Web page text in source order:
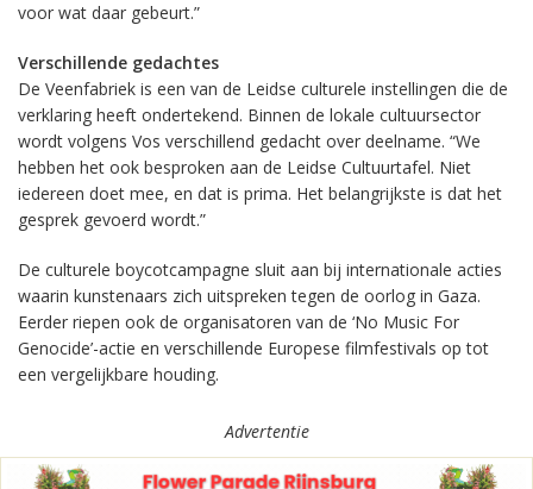
voor wat daar gebeurt.”
Verschillende gedachtes
De Veenfabriek is een van de Leidse culturele instellingen die de
verklaring heeft ondertekend. Binnen de lokale cultuursector
wordt volgens Vos verschillend gedacht over deelname. “We
hebben het ook besproken aan de Leidse Cultuurtafel. Niet
iedereen doet mee, en dat is prima. Het belangrijkste is dat het
gesprek gevoerd wordt.”
De culturele boycotcampagne sluit aan bij internationale acties
waarin kunstenaars zich uitspreken tegen de oorlog in Gaza.
Eerder riepen ook de organisatoren van de ‘No Music For
Genocide’-actie en verschillende Europese filmfestivals op tot
een vergelijkbare houding.
Advertentie